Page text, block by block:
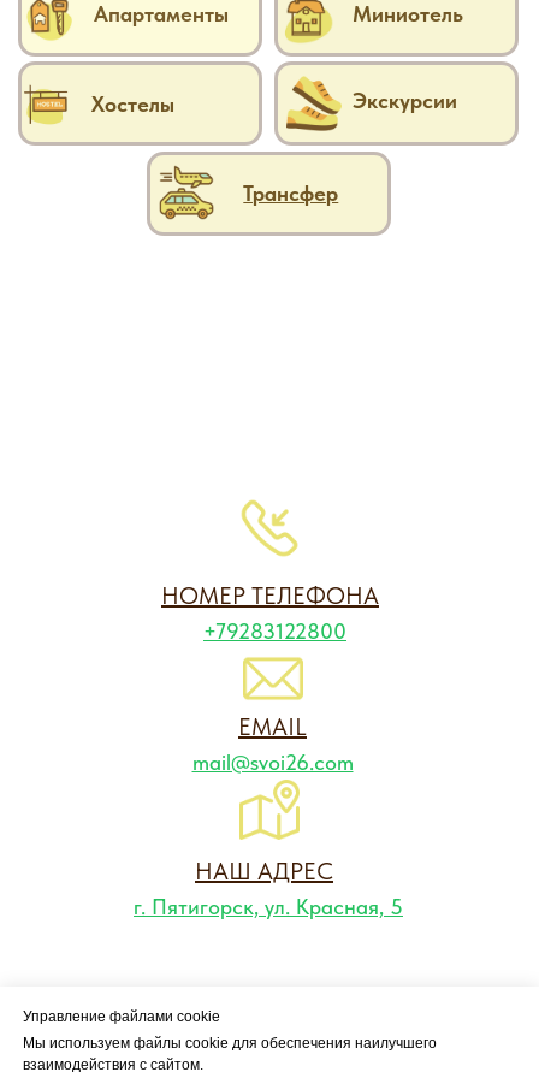
НОМЕР ТЕЛЕФОНА
+79283122800
EMAIL
mail@svoi26.com
НАШ АДРЕС
г. Пятигорск, ул. Красная, 5
Правила и условия проживания
Управление файлами cookie
Мы используем файлы cookie для обеспечения наилучшего
взаимодействия с сайтом.